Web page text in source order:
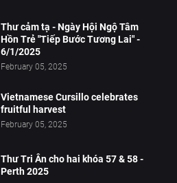
Thư cảm tạ - Ngày Hội Ngộ Tâm
Hồn Trẻ "Tiếp Bước Tương Lai" -
6/1/2025
February 05, 2025
Vietnamese Cursillo celebrates
fruitful harvest
February 05, 2025
Thư Tri Ân cho hai khóa 57 & 58 -
Perth 2025